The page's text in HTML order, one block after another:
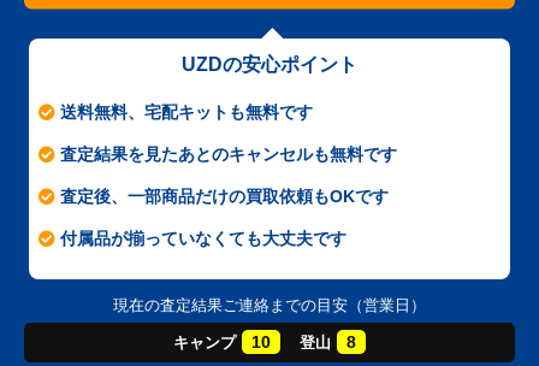
UZDの安心ポイント
送料無料、宅配キットも無料です
査定結果を見たあとのキャンセルも無料です
査定後、一部商品だけの買取依頼もOKです
付属品が揃っていなくても大丈夫です
現在の査定結果ご連絡までの目安（営業日）
キャンプ 10 登山 8